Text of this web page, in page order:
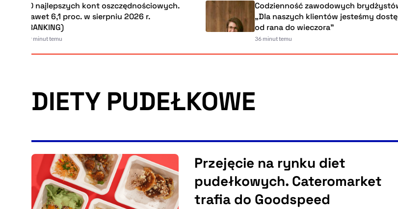
10 najlepszych kont oszczędnościowych.
Nawet 6,1 proc. w sierpniu 2026 r.
Codzienność
„Dla naszych klientów
od rana do wieczora”
DIETY PUDEŁKOWE
Przejęcie na rynku diet
pudełkowych. Cateromarket
trafia do Goodspeed